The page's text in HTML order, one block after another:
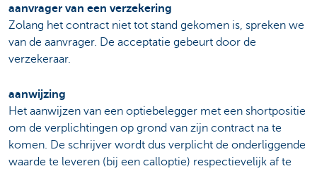
aanvrager van een verzekering
Zolang het contract niet tot stand gekomen is, spreken we
van de aanvrager. De acceptatie gebeurt door de
verzekeraar.
aanwijzing
Het aanwijzen van een optiebelegger met een shortpositie
om de verplichtingen op grond van zijn contract na te
komen. De schrijver wordt dus verplicht de onderliggende
waarde te leveren (bij een calloptie) respectievelijk af te